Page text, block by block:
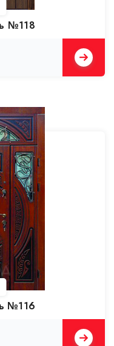
№118
№116